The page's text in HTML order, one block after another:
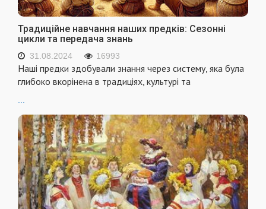
Традиційне навчання наших предків: Сезонні
цикли та передача знань
31.08.2024 16993
Наші предки здобували знання через систему, яка була
глибоко вкорінена в традиціях, культурі та